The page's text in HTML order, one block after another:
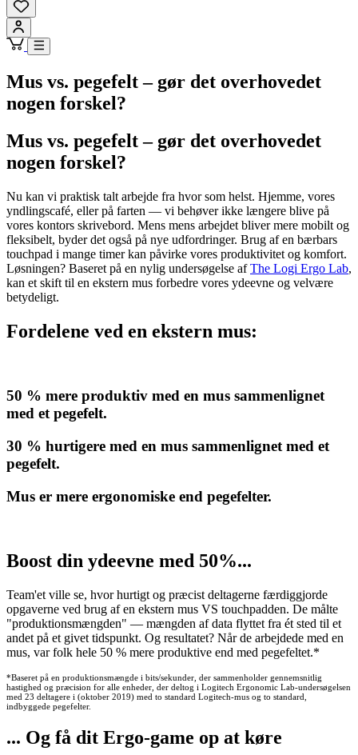
Mus vs. pegefelt – gør det overhovedet
nogen forskel?
Mus vs. pegefelt – gør det overhovedet
nogen forskel?
Nu kan vi praktisk talt arbejde fra hvor som helst. Hjemme, vores
yndlingscafé, eller på farten — vi behøver ikke længere blive på
vores kontors skrivebord. Mens mens arbejdet bliver mere mobilt og
fleksibelt, byder det også på nye udfordringer. Brug af en bærbars
touchpad i mange timer kan påvirke vores produktivitet og komfort.
Løsningen? Baseret på en nylig undersøgelse afThe Logi Ergo Lab,
kan et skift til en ekstern mus forbedre vores ydeevne og velvære
betydeligt.
Fordelene ved en ekstern mus:
50 % mere produktiv med en mus sammenlignet
med et pegefelt.
30 % hurtigere med en mus sammenlignet med et
pegefelt.
Mus er mere ergonomiske end pegefelter.
Boost din ydeevne med 50%...
Team'et ville se, hvor hurtigt og præcist deltagerne færdiggjorde
opgaverne ved brug af en ekstern mus VS touchpadden. De målte
"produktionsmængden" — mængden af data flyttet fra ét sted til et
andet på et givet tidspunkt. Og resultatet? Når de arbejdede med en
mus, var folk hele 50 % mere produktive end med pegefeltet.*
*Baseret på en produktionsmængde i bits/sekunder, der sammenholder gennemsnitlig
hastighed og præcision for alle enheder, der deltog i Logitech Ergonomic Lab-undersøgelsen
med 23 deltagere i (oktober 2019) med to standard Logitech-mus og to standard,
indbyggede pegefelter.
... Og få dit Ergo-game op at køre